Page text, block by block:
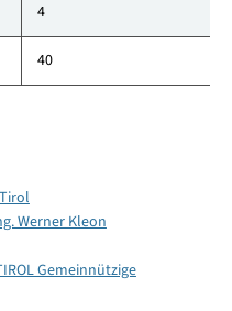
4
40
Werner Kleon
Gemeinnützige